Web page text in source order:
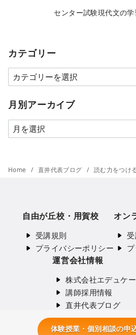
センター試験現代文の学
カテゴリー
カ
テ
ゴ
ー
月別アーカイブ
月
別
ー
Home 直井代表ブログ 読む力をつけ
自由が丘校・用賀校
受講規則
プライバシーポリシー
オン
運営会社情報
株式会社エデュケ
講師採用情報
直井代表ブログ
© 2023直井メソッド
体験授業・個別相談の申